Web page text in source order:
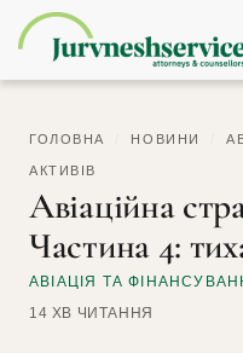
ГОЛОВНА НОВИНИ
АКТИВІВ
Авіаційна
Частина 4:
АВІАЦІЯ ТА
14 ХВ ЧИТАННЯ